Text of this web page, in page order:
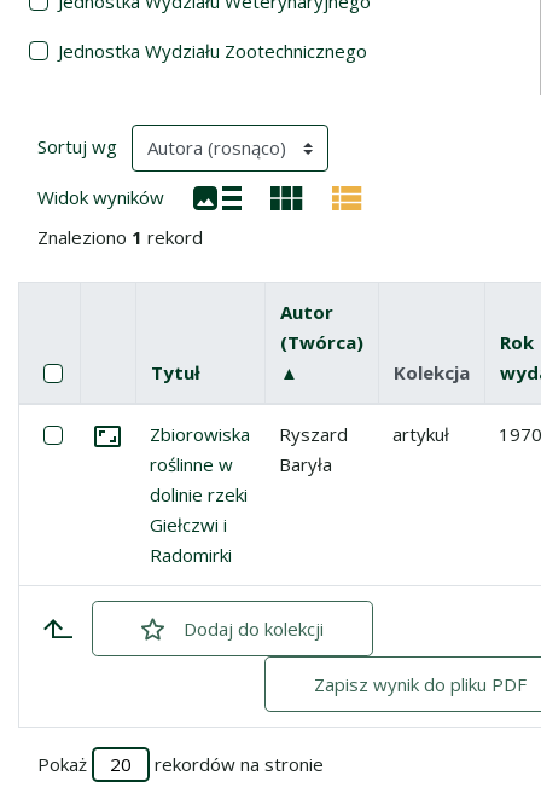
Jednostka Wydziału Zootechnicznego
Wyniki wyszukiwania
Sortuj wg (automatyczne przeładowanie treści)
Widok wyników
Znaleziono 1 rekord
Lista pozycji
Pole wyboru
Zaznacz wszystkie pozycje
Miniatura
Tytuł
Autor
(Twórca)
▲
Kolekcja
Rok
Zaznacz: Zbiorowiska roślinne w dolinie rzeki Giełczwi i
Przejdź do zbioru
Zbiorowiska
roślinne w
dolinie rzeki
Giełczwi i
Radomirki
Ryszard
Baryła
artykuł 1970
Dodajzaznaczone
do kolekcji
Zapisz wynik do pliku PDF
Pokaż
rekordów na stronie